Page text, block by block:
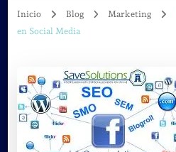
Inicio Blog Marketing
en Social Media